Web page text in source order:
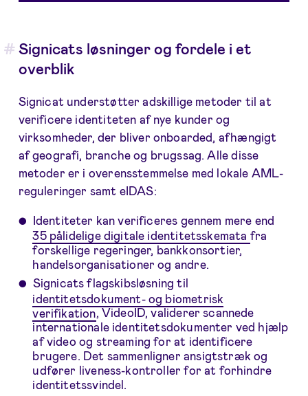
Signicats løsninger og fordele i et
overblik
Signicat understøtter adskillige metoder til at
verificere identiteten af nye kunder og
virksomheder, der bliver onboarded, afhængigt
af geografi, branche og brugssag. Alle disse
metoder er i overensstemmelse med lokale AML-
reguleringer samt eIDAS:
Identiteter kan verificeres gennem mere end
35 pålidelige digitale identitetsskemata fra
forskellige regeringer, bankkonsortier,
handelsorganisationer og andre.
Signicats flagskibsløsning til
identitetsdokument- og biometrisk
verifikation, VideoID, validerer scannede
internationale identitetsdokumenter ved hjælp
af video og streaming for at identificere
brugere. Det sammenligner ansigtstræk og
udfører liveness-kontroller for at forhindre
identitetssvindel.